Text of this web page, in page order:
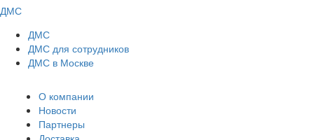
ДМС
ДМС
ДМС для сотрудников
ДМС в Москве
О компании
Новости
Партнеры